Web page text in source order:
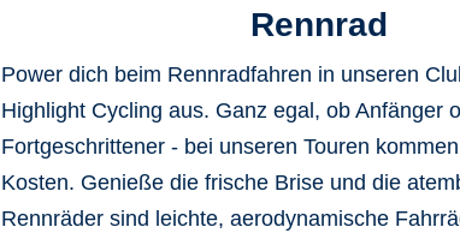
Rennrad
Power dich beim Rennradfahren in unseren
Highlight Cycling aus. Ganz egal, ob Anfänger
Fortgeschrittener - bei unseren Touren
Kosten. Genieße die frische Brise und die
Rennräder sind leichte, aerodynamische